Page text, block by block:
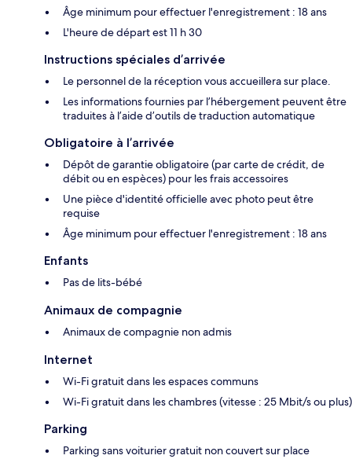
Âge minimum pour effectuer l'enregistrement : 18 ans
L'heure de départ est 11 h 30
Instructions spéciales d’arrivée
Le personnel de la réception vous accueillera sur place.
Les informations fournies par l’hébergement peuvent être
traduites à l’aide d’outils de traduction automatique
Obligatoire à l’arrivée
Dépôt de garantie obligatoire (par carte de crédit, de
débit ou en espèces) pour les frais accessoires
Une pièce d'identité officielle avec photo peut être
requise
Âge minimum pour effectuer l'enregistrement : 18 ans
Enfants
Pas de lits-bébé
Animaux de compagnie
Animaux de compagnie non admis
Internet
Wi-Fi gratuit dans les espaces communs
Wi-Fi gratuit dans les chambres (vitesse : 25 Mbit/s ou plus)
Parking
Parking sans voiturier gratuit non couvert sur place